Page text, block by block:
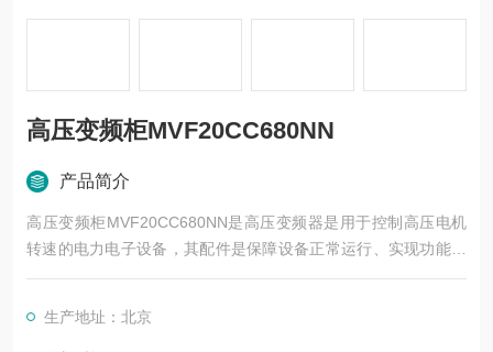
高压变频柜MVF20CC680NN
产品简介
高压变频柜MVF20CC680NN是高压变频器是用于控制高压电机
转速的电力电子设备，其配件是保障设备正常运行、实现功能扩
展及维护维修的重要组成部分。这些配件种类繁多，涵盖了功率
生产地址：北京